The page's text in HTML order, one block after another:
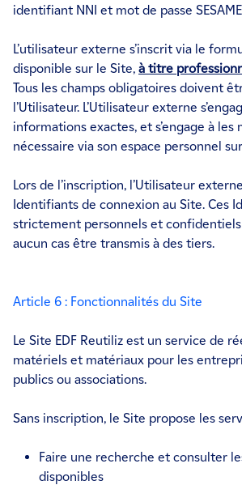
identifiant NNI et mot de passe
L’utilisateur externe s’inscrit via le
disponible sur le Site, à titre
Tous les champs obligatoires doivent
l’Utilisateur. L’Utilisateur externe
informations exactes, et s’engage à les
nécessaire via son espace personnel
Lors de l’inscription, l’Utilisateur
Identifiants de connexion au Site. Ces
strictement personnels et
aucun cas être transmis à des tiers.
Article 6 : Fonctionnalités du Site
Le Site EDF Reutiliz est un service de
matériels et matériaux pour les
publics ou associations.
Sans inscription, le Site propose les
Faire une recherche et consulter
disponibles